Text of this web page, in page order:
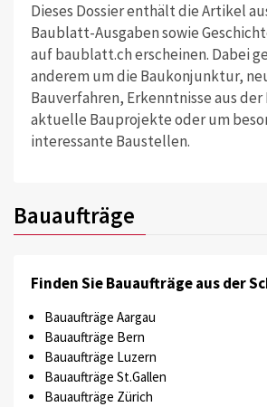
Dieses Dossier enthält die Artikel
Baublatt-Ausgaben sowie
auf baublatt.ch erscheinen. Dabei
anderem um die Baukonjunktur,
Bauverfahren, Erkenntnisse aus der
aktuelle Bauprojekte oder um
interessante Baustellen.
Bauaufträge
Finden Sie Bauaufträge aus der
Bauaufträge Aargau
Bauaufträge Bern
Bauaufträge Luzern
Bauaufträge St.Gallen
Bauaufträge Zürich